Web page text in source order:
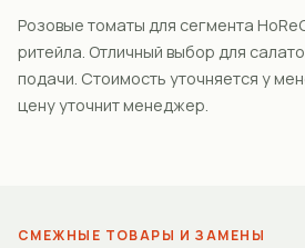
Розовые томаты для сегмента
ритейла. Отличный выбор для
подачи. Стоимость уточняется у
цену уточнит менеджер.
СМЕЖНЫЕ ТОВАРЫ И ЗАМЕНЫ